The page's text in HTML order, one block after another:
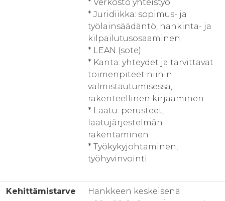
* Verkosto yhteistyö
* Juridiikka: sopimus- ja
työlainsäädäntö, hankinta- ja
kilpailutusosaaminen
* LEAN (sote)
* Kanta: yhteydet ja tarvittavat
toimenpiteet niihin
valmistautumisessa,
rakenteellinen kirjaaminen
* Laatu: perusteet,
laatujärjestelmän
rakentaminen
* Työkykyjohtaminen,
työhyvinvointi
Kehittämistarve
Hankkeen keskeisenä